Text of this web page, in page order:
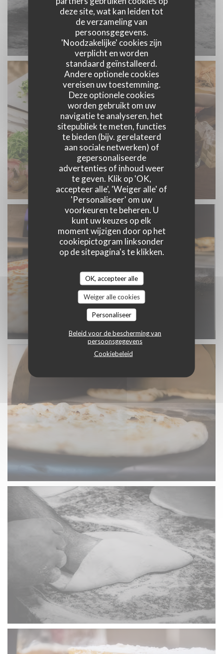
deze site, wat kan leiden tot
de verzameling van
persoonsgegevens.
'Noodzakelijke' cookies zijn
verplicht en worden
standaard geïnstalleerd.
Andere optionele cookies
vereisen uw toestemming.
Deze optionele cookies
worden gebruikt om uw
navigatie te analyseren, het
sitepubliek te meten, functies
te bieden (bijv. gerelateerd
aan sociale netwerken) of
gepersonaliseerde
advertenties of inhoud weer
te geven. Klik op 'OK,
accepteer alle', 'Weiger alle' of
'Personaliseer' om uw
voorkeuren te beheren. U
kunt uw keuzes op elk
moment wijzigen door op het
cookiepictogram linksonder
op de sitepagina's te klikken.
OK, accepteer alle
Weiger alle cookies
Personaliseer
Beleid voor de bescherming van
persoonsgegevens
Cookiebeleid